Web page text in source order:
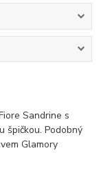
Sandrine s
špičkou. Podobný
Glamory